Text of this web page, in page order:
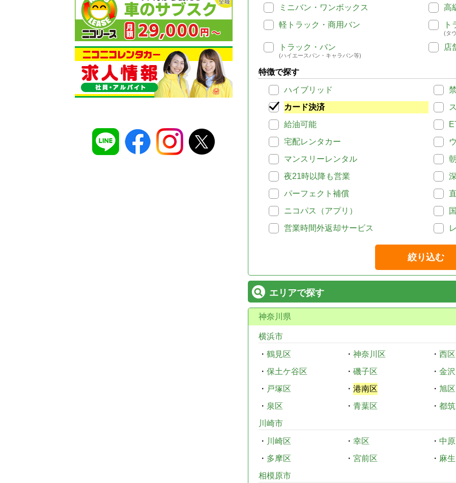
ミニバン・ワンボックス
高
軽トラック・商用バン
ト
(タ
トラック・バン
(ハイエースバン・キャラバン等)
店
特徴で探す
ハイブリッド
カード決済
給油可能
宅配レンタカー
マンスリーレンタル
夜21時以降も営業
パーフェクト補償
ニコパス（アプリ）
営業時間外返却サービス
絞り込む
エリアで探す
神奈川県
横浜市
・ 鶴見区 ・ 神奈川区 ・ 西区
・ 保土ケ谷区 ・ 磯子区 ・ 金
・ 戸塚区 ・ 港南区 ・ 旭区
・ 泉区 ・ 青葉区 ・ 都
川崎市
・ 川崎区 ・ 幸区 ・ 中
・ 多摩区 ・ 宮前区 ・ 麻
相模原市